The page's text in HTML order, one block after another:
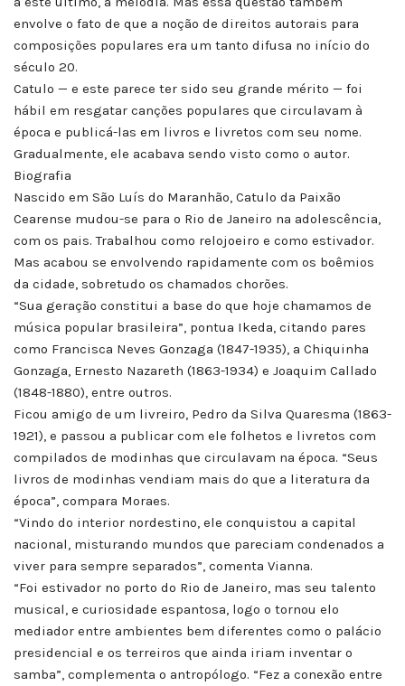
envolve o fato de que a noção de direitos autorais para
composições populares era um tanto difusa no início do
século 20.
Catulo — e este parece ter sido seu grande mérito — foi
hábil em resgatar canções populares que circulavam à
época e publicá-las em livros e livretos com seu nome.
Gradualmente, ele acabava sendo visto como o autor.
Biografia
Nascido em São Luís do Maranhão, Catulo da Paixão
Cearense mudou-se para o Rio de Janeiro na adolescência,
com os pais. Trabalhou como relojoeiro e como estivador.
Mas acabou se envolvendo rapidamente com os boêmios
da cidade, sobretudo os chamados chorões.
“Sua geração constitui a base do que hoje chamamos de
música popular brasileira”, pontua Ikeda, citando pares
como Francisca Neves Gonzaga (1847-1935), a Chiquinha
Gonzaga, Ernesto Nazareth (1863-1934) e Joaquim Callado
(1848-1880), entre outros.
Ficou amigo de um livreiro, Pedro da Silva Quaresma (1863-
1921), e passou a publicar com ele folhetos e livretos com
compilados de modinhas que circulavam na época. “Seus
livros de modinhas vendiam mais do que a literatura da
época”, compara Moraes.
“Vindo do interior nordestino, ele conquistou a capital
nacional, misturando mundos que pareciam condenados a
viver para sempre separados”, comenta Vianna.
“Foi estivador no porto do Rio de Janeiro, mas seu talento
musical, e curiosidade espantosa, logo o tornou elo
mediador entre ambientes bem diferentes como o palácio
presidencial e os terreiros que ainda iriam inventar o
samba”, complementa o antropólogo. “Fez a conexão entre